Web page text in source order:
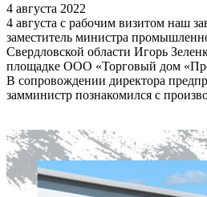
4 августа 2022
4 августа с рабочим визитом наш
заместитель министра
Свердловской области Игорь
площадке ООО «Торговый дом
В сопровождении директора
замминистр познакомился с